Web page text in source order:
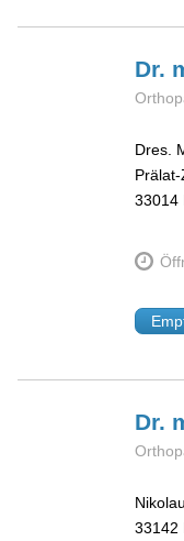
Dr.
Dres.
33014
Dr.
33142